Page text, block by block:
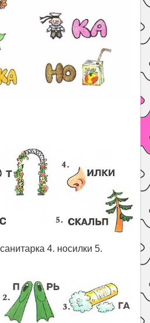
4. носилки 5.